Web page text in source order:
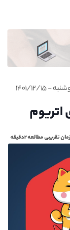
زمان تقریبی مطالعه۲دقیقه